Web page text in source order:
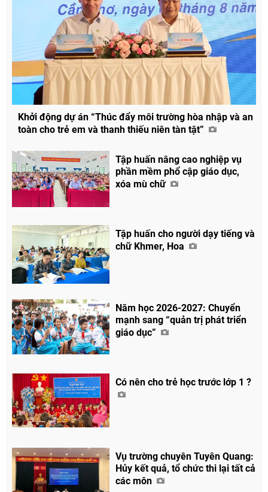
Chia sẻ
Khởi động dự án “Thúc đẩy môi trường hòa nhập và an
toàn cho trẻ em và thanh thiếu niên tàn tật”
Tập huấn nâng cao nghiệp vụ
phần mềm phổ cập giáo dục,
xóa mù chữ
Tập huấn cho người dạy tiếng và
chữ Khmer, Hoa
Năm học 2026-2027: Chuyển
mạnh sang “quản trị phát triển
giáo dục”
Có nên cho trẻ học trước lớp 1 ?
Vụ trường chuyên Tuyên Quang:
Hủy kết quả, tổ chức thi lại tất cả
các môn